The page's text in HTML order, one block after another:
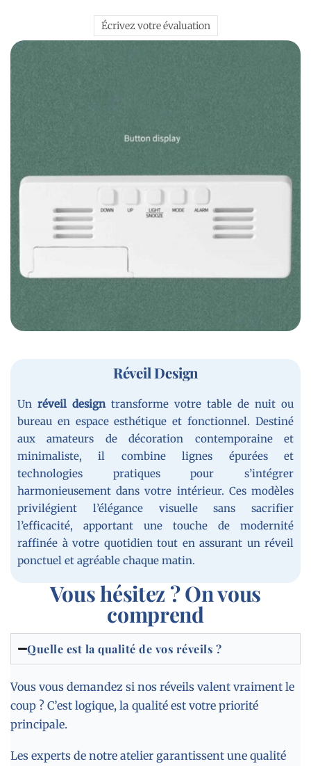
Écrivez votre évaluation
Réveil Design
Un réveil designtransforme votre table de nuit ou
bureau en espace esthétique et fonctionnel. Destiné
aux amateurs de décoration contemporaine et
minimaliste, il combine lignes épurées et
technologies pratiques pour s’intégrer
harmonieusement dans votre intérieur. Ces modèles
privilégient l’élégance visuelle sans sacrifier
l’efficacité, apportant une touche de modernité
raffinée à votre quotidien tout en assurant un réveil
ponctuel et agréable chaque matin.
Vous hésitez ? On vous
comprend
Quelle est la qualité de vos réveils ?
Vous vous demandez si nos réveils valent vraiment le
coup ? C’est logique, la qualité est votre priorité
principale.
Les experts de notre atelier garantissent une qualité